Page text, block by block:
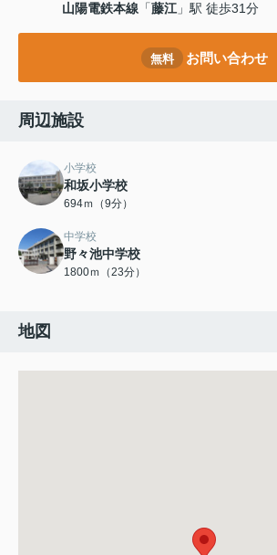
山陽電鉄本線 「藤江」駅 徒歩31分
無料 お問い合わせ
周辺施設
小学校
和坂小学校
694ｍ（9分）
中学校
野々池中学校
1800ｍ（23分）
地図